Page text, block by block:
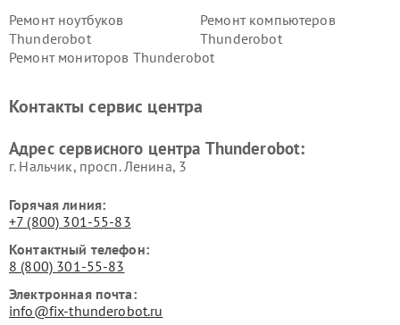
Ремонт ноутбуков
Thunderobot
Ремонт компьютеров
Thunderobot
Ремонт мониторов Thunderobot
Контакты сервис центра
Адрес сервисного центра Thunderobot:
г. Нальчик, просп. Ленина, 3
Горячая линия:
+7 (800) 301-55-83
Контактный телефон:
8 (800) 301-55-83
Электронная почта:
info@fix-thunderobot.ru